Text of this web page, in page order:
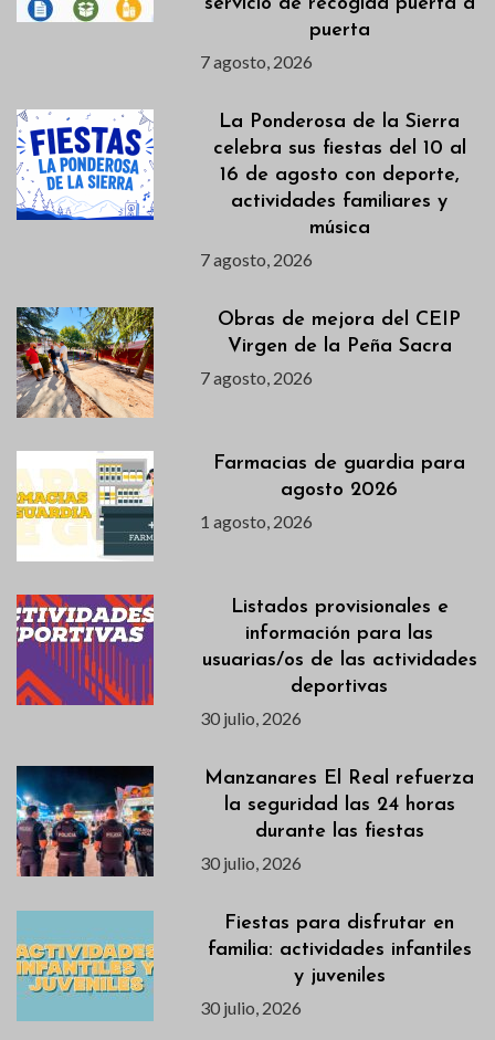
puerta
7 agosto, 2026
La Ponderosa de la Sierra
celebra sus fiestas del 10 al
16 de agosto con deporte,
actividades familiares y
música
7 agosto, 2026
Obras de mejora del CEIP
Virgen de la Peña Sacra
7 agosto, 2026
Farmacias de guardia para
agosto 2026
1 agosto, 2026
Listados provisionales e
información para las
usuarias/os de las actividades
deportivas
30 julio, 2026
Manzanares El Real refuerza
la seguridad las 24 horas
durante las fiestas
30 julio, 2026
Fiestas para disfrutar en
familia: actividades infantiles
y juveniles
30 julio, 2026